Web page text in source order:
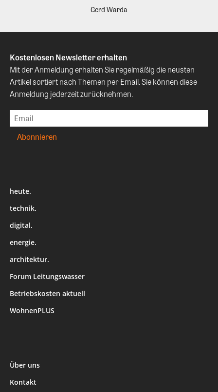
Gerd Warda
Kostenlosen Newsletter erhalten
Mit der Anmeldung erhalten Sie regelmäßig die neusten
Artikel sortiert nach Themen per Email. Sie können diese
Anmeldung jederzeit zurücknehmen.
heute.
technik.
digital.
energie.
architektur.
Forum Leitungswasser
Betriebskosten aktuell
WohnenPLUS
Über uns
Kontakt